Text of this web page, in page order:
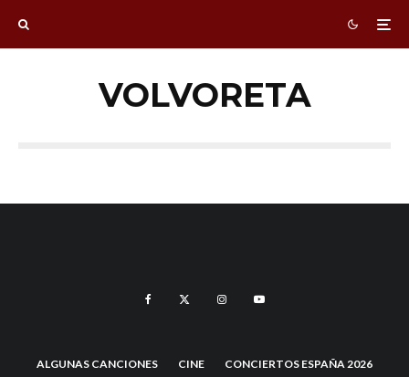
VOLVORETA
ALGUNAS CANCIONES CINE CONCIERTOS ESPAÑA 2026